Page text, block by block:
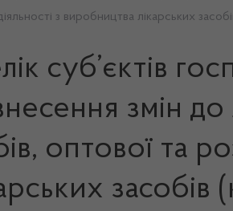
з виробництва лікарських
суб’єктів
змін до
оптової та
засобів